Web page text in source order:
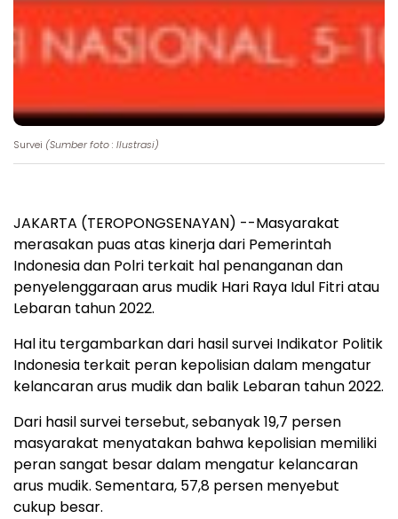
Survei (Sumber foto : Ilustrasi)
JAKARTA (TEROPONGSENAYAN) --Masyarakat
merasakan puas atas kinerja dari Pemerintah
Indonesia dan Polri terkait hal penanganan dan
penyelenggaraan arus mudik Hari Raya Idul Fitri atau
Lebaran tahun 2022.
Hal itu tergambarkan dari hasil survei Indikator Politik
Indonesia terkait peran kepolisian dalam mengatur
kelancaran arus mudik dan balik Lebaran tahun 2022.
Dari hasil survei tersebut, sebanyak 19,7 persen
masyarakat menyatakan bahwa kepolisian memiliki
peran sangat besar dalam mengatur kelancaran
arus mudik. Sementara, 57,8 persen menyebut
cukup besar.